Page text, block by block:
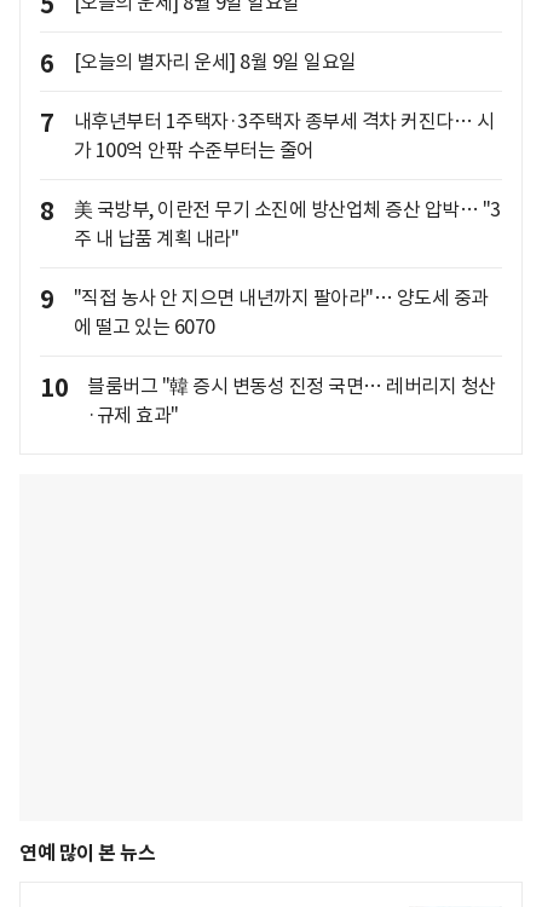
6 [오늘의 별자리 운세] 8월 9일 일요일
7
내후년부터 1주택자·3주택자 종부세 격차 커진다… 시
가 100억 안팎 수준부터는 줄어
8
美 국방부, 이란전 무기 소진에 방산업체 증산 압박… "3
주 내 납품 계획 내라"
9
"직접 농사 안 지으면 내년까지 팔아라"… 양도세 중과
에 떨고 있는 6070
10
블룸버그 "韓 증시 변동성 진정 국면… 레버리지 청산
·규제 효과"
연예 많이 본 뉴스